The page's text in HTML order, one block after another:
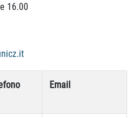
16.00
Email